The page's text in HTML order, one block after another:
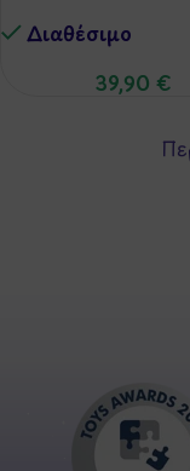
Διαθέσιμo
39,90 €